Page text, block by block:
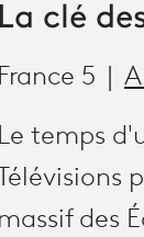
La clé
France 5
Le temps
massif des
sur Facebook
sur X